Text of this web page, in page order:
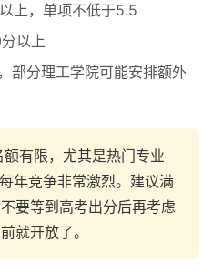
上，单项不低于5.5
以上
部分理工学院可能安排额外
额有限，尤其是热门专业
年竞争非常激烈。建议满
要等到高考出分后再考虑
就开放了。